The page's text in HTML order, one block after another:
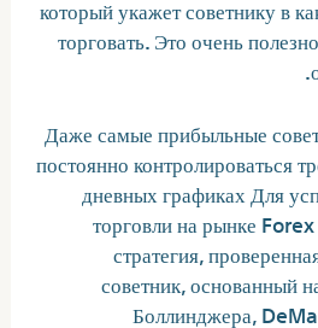
который укажет советнику в
торговать. Это очень
Даже самые прибыльные
постоянно контролироваться
дневных графиках Для
торговли на рынке
стратегия,
советник, основанный
Боллинджера,